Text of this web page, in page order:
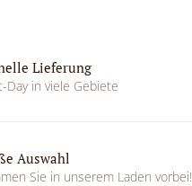
Lieferung
Day in viele Gebiete
Auswahl
Sie in unserem Laden vorbei!